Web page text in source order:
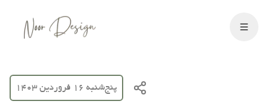
پنج‌شنبه 16 فروردین 1403